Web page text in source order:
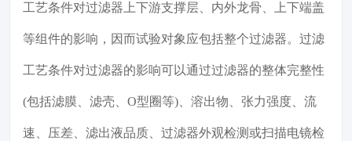
工艺条件对过滤器上下游支撑层、内外龙骨、上下端盖
等组件的影响，因而试验对象应包括整个过滤器。过滤
工艺条件对过滤器的影响可以通过过滤器的整体完整性
(包括滤膜、滤壳、O型圈等)、溶出物、张力强度、流
速、压差、滤出液品质、过滤器外观检测或扫描电镜检